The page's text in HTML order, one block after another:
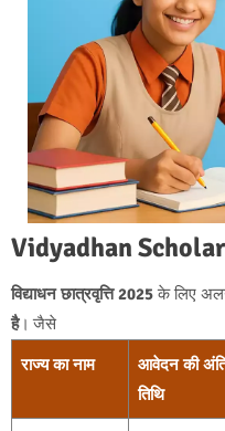
Vidyadhan
विद्याधन छात्रवृत्ति 2025के लिए
है। जैसे
राज्य का नाम
आवेदन की
तिथि